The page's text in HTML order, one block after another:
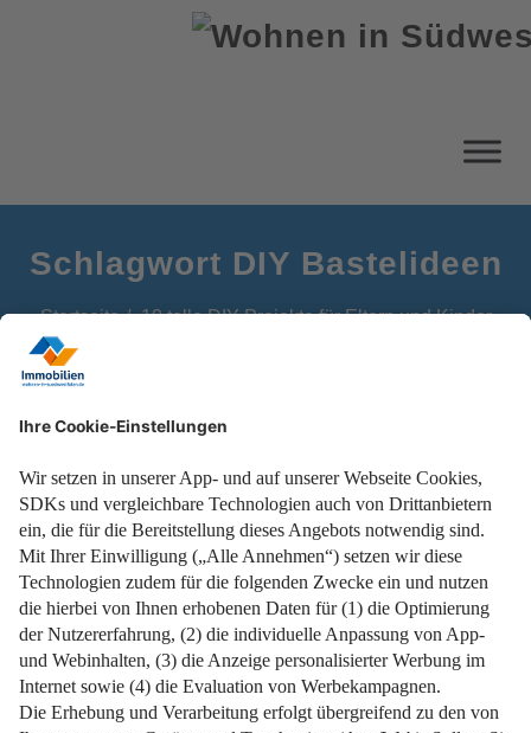
Schlagwort DIY Bastelideen
Startseite 10 tolle DIY-Projekte für Eltern und Kinder
Einfache DIY-Projekte, die Familienzeit sofort kreativer
machen.
Weiterlesen